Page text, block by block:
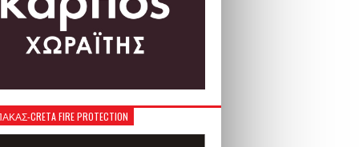
CRETA FIRE PROTECTION